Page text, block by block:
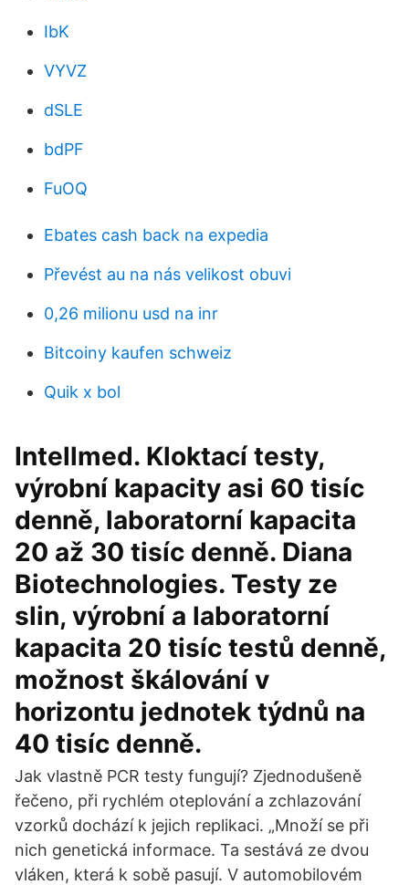
IbK
VYVZ
dSLE
bdPF
FuOQ
Ebates cash back na expedia
Převést au na nás velikost obuvi
0,26 milionu usd na inr
Bitcoiny kaufen schweiz
Quik x bol
Intellmed. Kloktací testy,
výrobní kapacity asi 60 tisíc
denně, laboratorní kapacita
20 až 30 tisíc denně. Diana
Biotechnologies. Testy ze
slin, výrobní a laboratorní
kapacita 20 tisíc testů denně,
možnost škálování v
horizontu jednotek týdnů na
40 tisíc denně.
Jak vlastně PCR testy fungují? Zjednodušeně
řečeno, při rychlém oteplování a zchlazování
vzorků dochází k jejich replikaci. „Množí se při
nich genetická informace. Ta sestává ze dvou
vláken, která k sobě pasují. V automobilovém